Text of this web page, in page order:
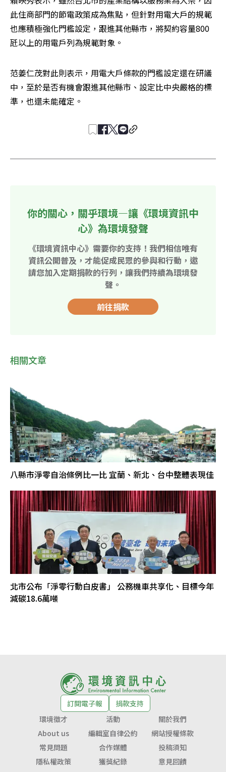
此住商部門的節電政策成為焦點，但針對用電大戶的規範
也應積極強化門檻設定，跟進其他縣市，將契約容量800
瓩以上的用電戶列為規範對象。
范姜仁茂對此則表示，用電大戶條款的門檻設定還在研議
中，至於是否有機會跟進其他縣市、設定比中央嚴格的標
準，也還未能確定。
你的關心，關乎環境—讓《環境資訊中
心》為環境發聲
《環境資訊中心》需要你的支持！我們相信唯有
資訊公開普及，才能促成民眾的參與和行動，邀
請您加入定期捐款的行列，讓我們持續為環境發
聲。
前往捐款
相關文章
八縣市淨零自治條例比一比 宜蘭、新北、台中整體表現佳
北市公布「淨零行動白皮書」 公務機車共享化、目標今年
減碳18.6萬噸
訂閱電子報
捐款支持
環境徵才
活動
關於我們
About us
編輯室自律公約
網站授權條款
常見問題
合作媒體
投稿須知
隱私權政策
獲獎紀錄 意見回饋